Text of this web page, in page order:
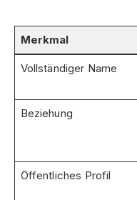
Merkmal
Vollständiger Name
Beziehung
Öffentliches Profil